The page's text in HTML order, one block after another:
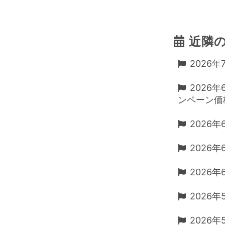
近隣
2026年
2026年
ンペーン価
2026年
2026年
2026年
2026年
2026年